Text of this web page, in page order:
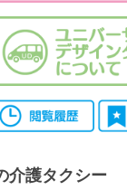
介護タクシー